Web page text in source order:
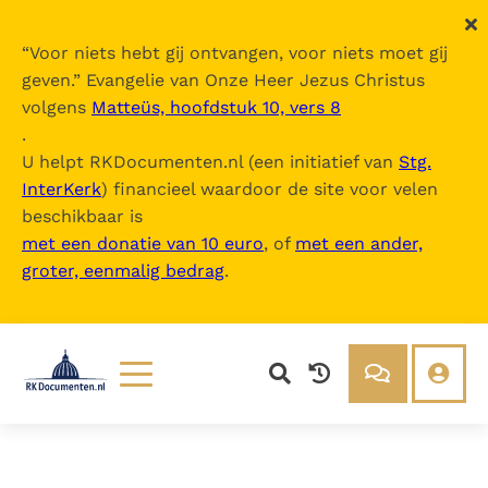
“Voor niets hebt gij ontvangen, voor niets moet gij
geven.” Evangelie van Onze Heer Jezus Christus
volgens Matteüs, hoofdstuk 10, vers 8
.
U helpt RKDocumenten.nl (een initiatief van Stg.
InterKerk) financieel waardoor de site voor velen
beschikbaar is
met een donatie van 10 euro, of met een ander,
groter, eenmalig bedrag.